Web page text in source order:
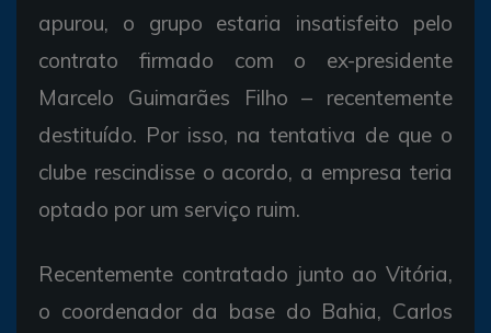
apurou, o grupo estaria insatisfeito pelo
contrato firmado com o ex-presidente
Marcelo Guimarães Filho – recentemente
destituído. Por isso, na tentativa de que o
clube rescindisse o acordo, a empresa teria
optado por um serviço ruim.
Recentemente contratado junto ao Vitória,
o coordenador da base do Bahia, Carlos